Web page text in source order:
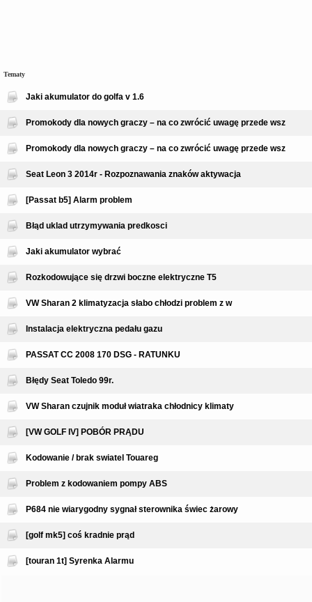
Tematy
Jaki akumulator do golfa v 1.6
Promokody dla nowych graczy – na co zwrócić uwagę przede wsz
Promokody dla nowych graczy – na co zwrócić uwagę przede wsz
Seat Leon 3 2014r - Rozpoznawania znaków aktywacja
[Passat b5] Alarm problem
Błąd uklad utrzymywania predkosci
Jaki akumulator wybrać
Rozkodowujące się drzwi boczne elektryczne T5
VW Sharan 2 klimatyzacja słabo chłodzi problem z w
Instalacja elektryczna pedału gazu
PASSAT CC 2008 170 DSG - RATUNKU
Błędy Seat Toledo 99r.
VW Sharan czujnik moduł wiatraka chłodnicy klimaty
[VW GOLF IV] POBÓR PRĄDU
Kodowanie / brak swiatel Touareg
Problem z kodowaniem pompy ABS
P684 nie wiarygodny sygnał sterownika świec żarowy
[golf mk5] coś kradnie prąd
[touran 1t] Syrenka Alarmu